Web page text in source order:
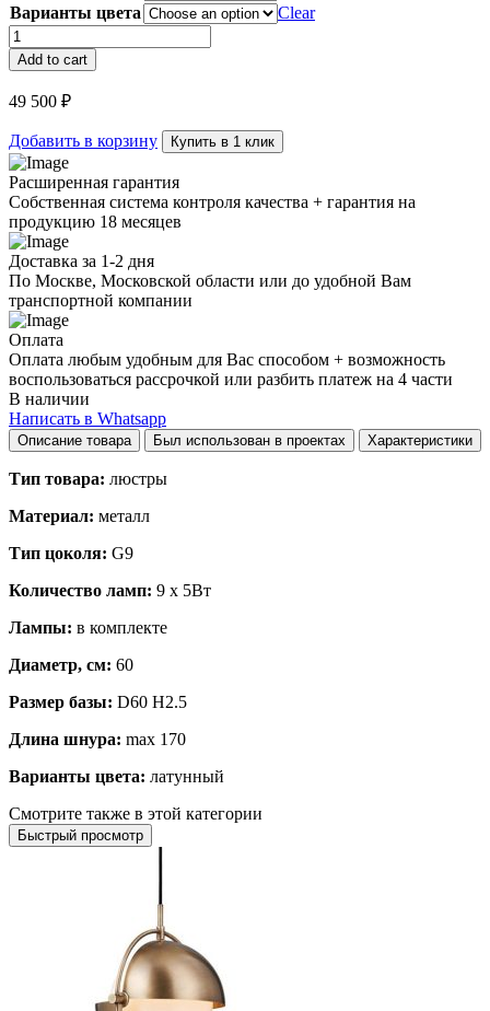
Варианты цвета
Clear
Люстра
Whitley
Round
9
quantity
Add to cart
49 500 ₽
Добавить в корзину Купить в 1 клик
Расширенная гарантия
Собственная система контроля качества + гарантия на
продукцию 18 месяцев
Доставка за 1-2 дня
По Москве, Московской области или до удобной Вам
транспортной компании
Оплата
Оплата любым удобным для Вас способом + возможность
воспользоваться рассрочкой или разбить платеж на 4 части
В наличии
Написать в Whatsapp
Описание товара Был использован в проектах Характеристики
Тип товара: люстры
Материал: металл
Тип цоколя: G9
Количество ламп: 9 x 5Вт
Лампы: в комплекте
Диаметр, см: 60
Размер базы: D60 H2.5
Длина шнура: max 170
Варианты цвета: латунный
Смотрите также в этой категории
Быстрый просмотр